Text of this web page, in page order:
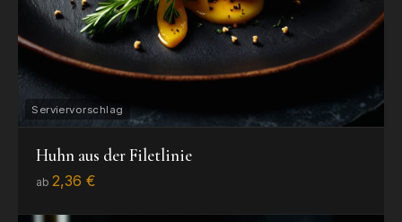
Huhn aus der Filetlinie
ab 2,36 €